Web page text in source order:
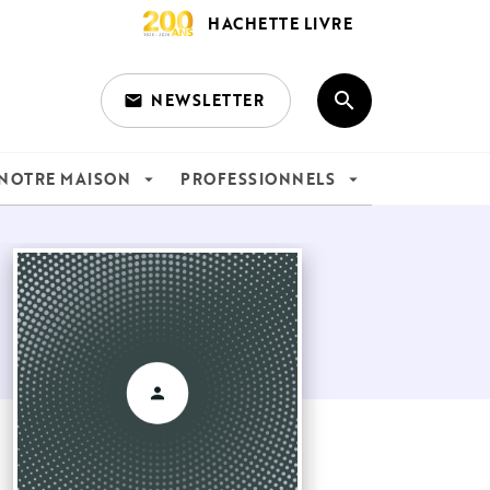
HACHETTE LIVRE
email NEWSLETTER search
MAISON arrow_drop_down PROFESSIONNELS arrow_drop_down